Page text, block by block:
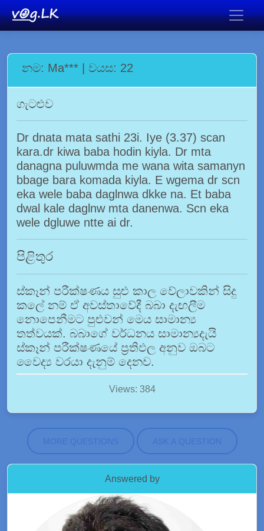
නම: Ma*** | වයස: 22
ගැටළුව
Dr dnata mata sathi 23i. Iye (3.37) scan
kara.dr kiwa baba hodin kiyla. Dr mta
danagna puluwmda me wana wita samanyn
bbage bara komada kiyla. E wgema dr scn
eka wele baba daglnwa dkke na. Et baba
dwal kale daglnw mta danenwa. Scn eka
wele dgluwe ntte ai dr.
පිළිතුර
ස්කෑන් පරීක්ෂණය සුළු කාල වේලාවකින් සිදු
කලේ නම් ඒ අවස්තාවේදී බබා දැඟලීම
නොපෙනීමට පුළුවන් මෙය සාමාන්‍ය
තත්වයක්. බබාගේ වර්ධනය සාමාන්‍යදැයි
ස්කෑන් පරීක්ෂණයේ ප්‍රතිඵල අනුව ඔබට
වෛද්‍ය වරයා දැනුම් දෙනව.
Views: 384
MORE QUESTIONS ASK A QUESTION
Answered by